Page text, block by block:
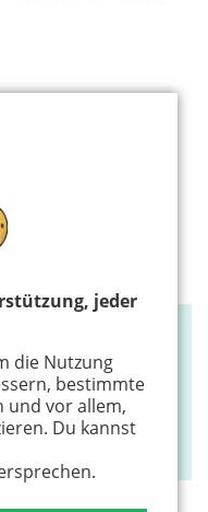
jeder
die Nutzung
bestimmte
und vor allem,
Du kannst